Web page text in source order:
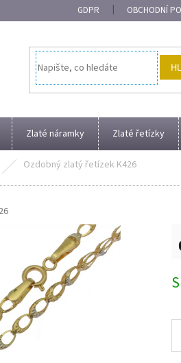
GDPR OBCHODNÍ
Zlaté náramky Zlaté řetízky
Ozdobný zlatý řetízek K426